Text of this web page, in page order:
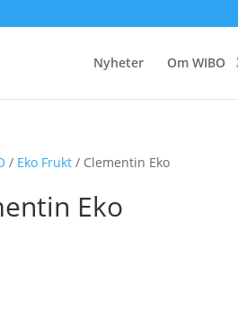
Nyheter Om WIBO
/ Eko Frukt/ Clementin Eko
Eko